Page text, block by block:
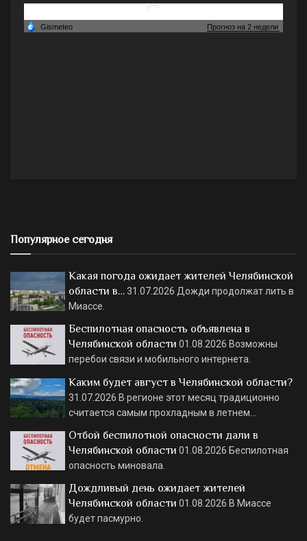
Популярное сегодня
Какая погода ожидает жителей Челябинской
области в…31.07.2026 Дожди продолжат лить в
Миассе.
Беспилотная опасность объявлена в
Челябинской области 01.08.2026 Возможны
перебои связи и мобильного интернета.
Каким будет август в Челябинской области?
31.07.2026 В регионе этот месяц традиционно
считается самым прохладным в летнем…
Отбой беспилотной опасности дали в
Челябинской области 01.08.2026 Беспилотная
опасность миновала.
Дождливый день ожидает жителей
Челябинской области 01.08.2026 В Миассе
будет пасмурно.